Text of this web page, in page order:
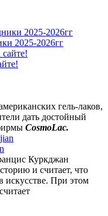
2025-2026гг
гель-лаков,
дать достойный
CosmoLac.
Куркджан
и считает, что
искусстве. При этом